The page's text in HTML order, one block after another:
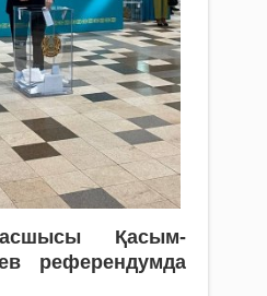
Қасым-
референдумда